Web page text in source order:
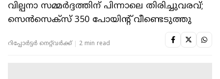
വില്പനാ സമ്മർദ്ദത്തിന് പിന്നാലെ തിരിച്ചുവരവ്;
സെൻസെക്സ് 350 പോയിന്റ് വീണ്ടെടുത്തു
റിപ്പോർട്ടർ നെറ്റ്‌വര്‍ക്ക്‌ 2 min read